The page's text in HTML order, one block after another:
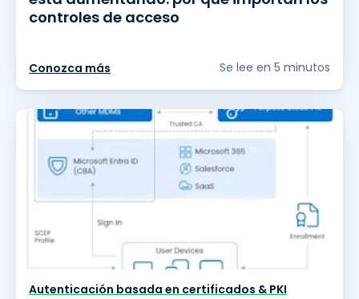
controles de acceso
Conozca más Se lee en 5 minutos
Autenticación basada en certificados & PKI